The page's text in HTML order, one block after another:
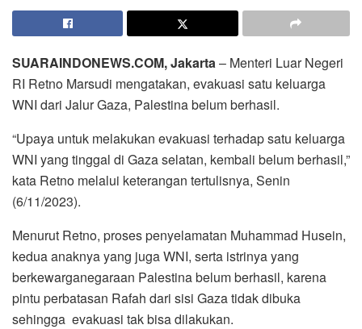
SUARAINDONEWS.COM, Jakarta– Menteri Luar Negeri
RI Retno Marsudi mengatakan, evakuasi satu keluarga
WNI dari Jalur Gaza, Palestina belum berhasil.
“Upaya untuk melakukan evakuasi terhadap satu keluarga
WNI yang tinggal di Gaza selatan, kembali belum berhasil,”
kata Retno melalui keterangan tertulisnya, Senin
(6/11/2023).
Menurut Retno, proses penyelamatan Muhammad Husein,
kedua anaknya yang juga WNI, serta istrinya yang
berkewarganegaraan Palestina belum berhasil, karena
pintu perbatasan Rafah dari sisi Gaza tidak dibuka
sehingga evakuasi tak bisa dilakukan.